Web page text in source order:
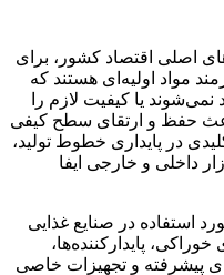
اصلی اقتصاد کشور، برای
مواد اولیه‌ای هستند که
یا کیفیت لازم را
باعث حفظ و ارتقای سطح کیفی
در پایداری خطوط تولید،
داخلی و خارجی ایفا
استفاده در صنایع غذایی
پایدارکننده‌ها،
پیشرفته و تجهیزات خاصی